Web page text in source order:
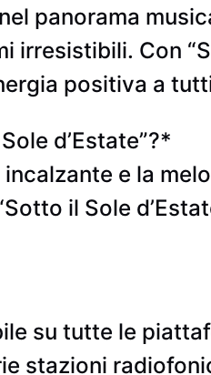
panorama
Con
positiva a
d’Estate”?*
e la
il Sole
su tutte le
stazioni